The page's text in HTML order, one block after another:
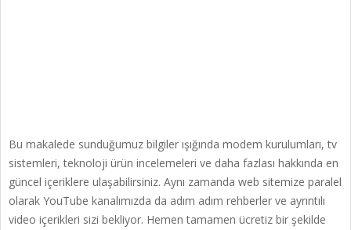
Bu makalede sunduğumuz bilgiler ışığında modem kurulumları, tv
sistemleri, teknoloji ürün incelemeleri ve daha fazlası hakkında en
güncel içeriklere ulaşabilirsiniz. Aynı zamanda web sitemize paralel
olarak YouTube kanalımızda da adım adım rehberler ve ayrıntılı
video içerikleri sizi bekliyor. Hemen tamamen ücretiz bir şekilde